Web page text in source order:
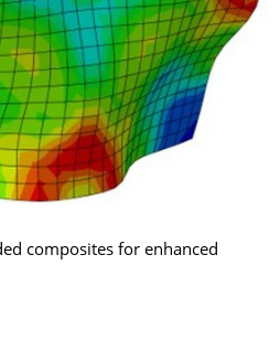
composites for enhanced